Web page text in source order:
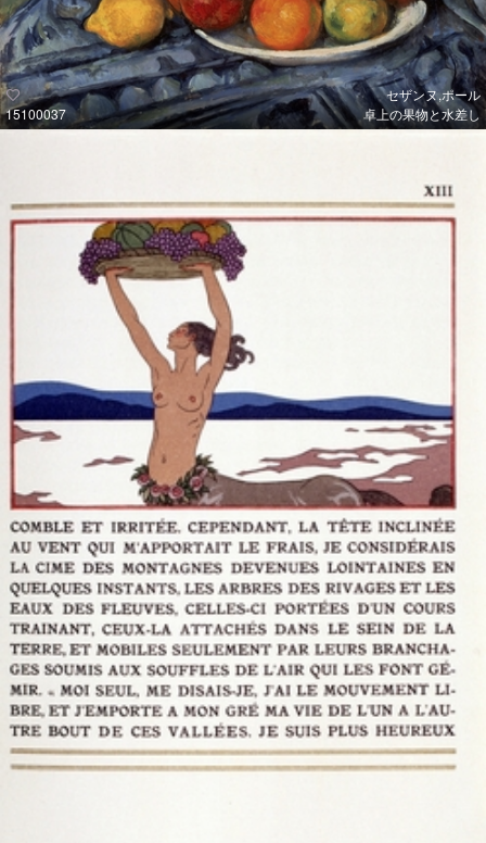
15100037
セザンヌ,ポール
卓上の果物と水差し